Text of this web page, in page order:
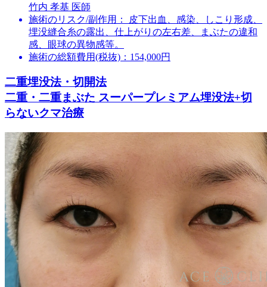
竹内 孝基 医師
施術のリスク/副作用：
皮下出血、感染、しこり形成、
埋没縫合糸の露出、仕上がりの左右差、まぶたの違和
感、眼球の異物感等。
施術の総額費用(税抜)： 154,000円
二重埋没法・切開法
二重・二重まぶた スーパープレミアム埋没法+切
らないクマ治療